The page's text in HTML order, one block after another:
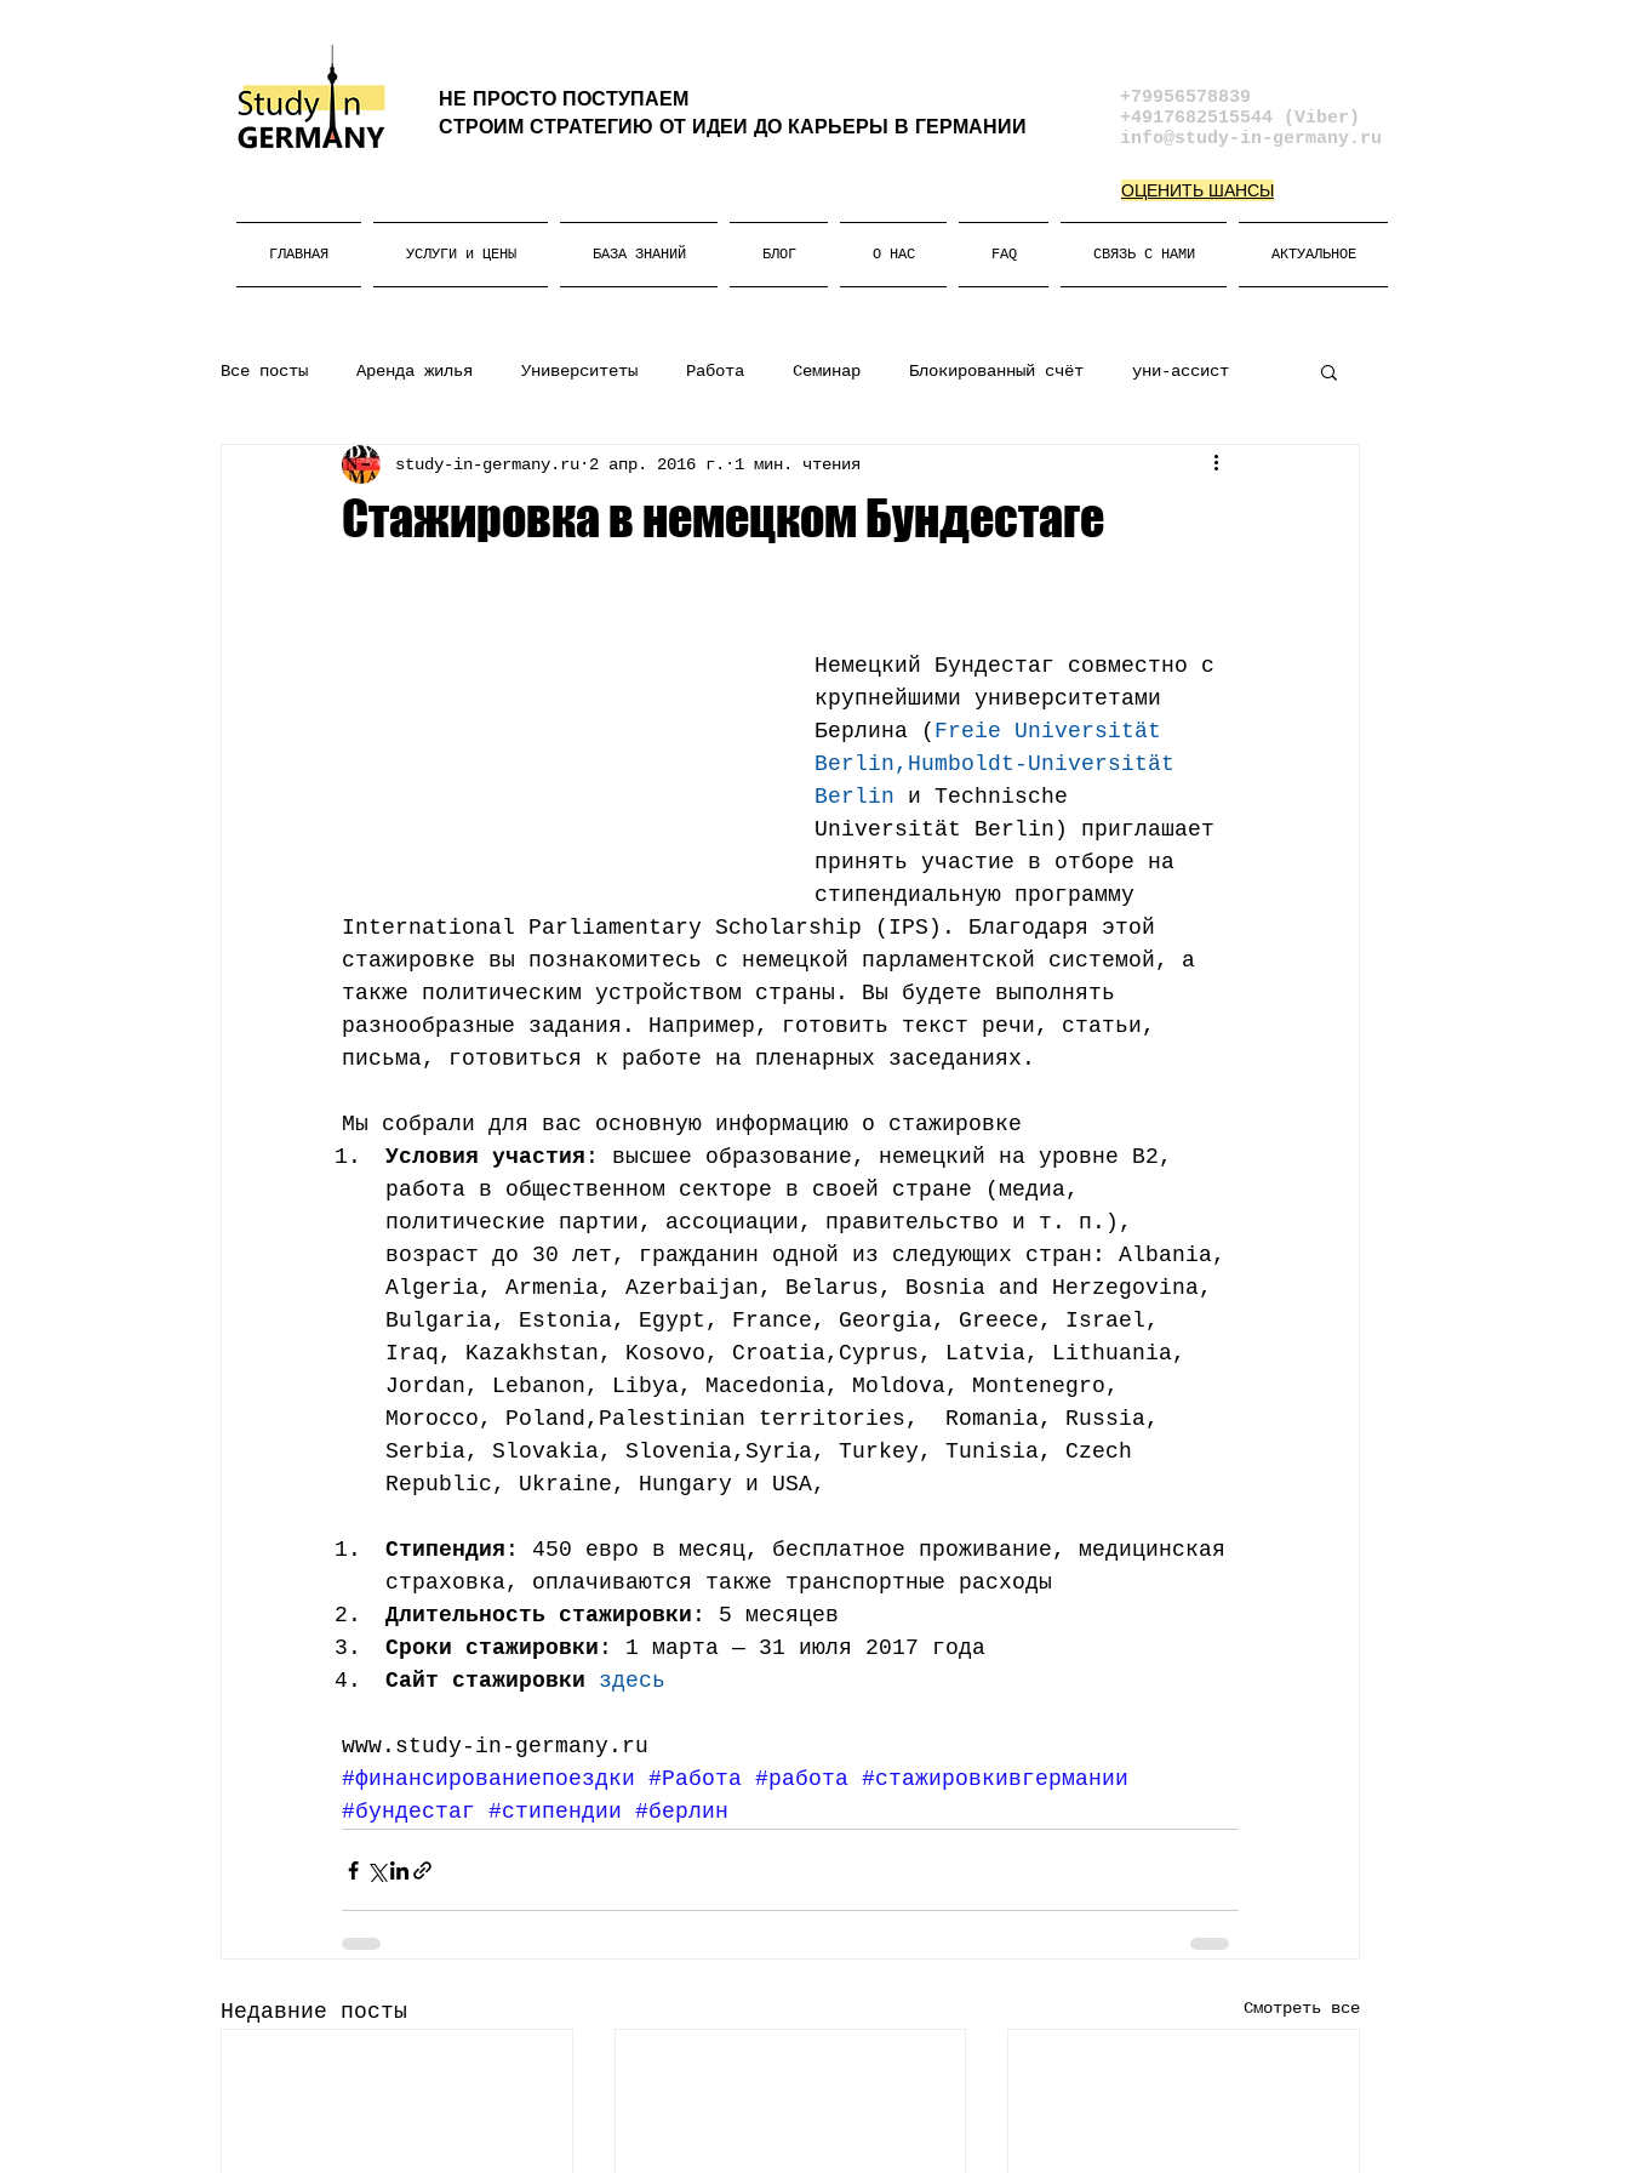
НЕ ПРОСТО ПОСТУПАЕМ
СТРОИМ СТРАТЕГИЮ ОТ ИДЕИ ДО КАРЬЕРЫ В ГЕРМАНИИ
+79956578839​
+4917682515544 (Viber)
info@study-in-germany.ru
ОЦЕНИТЬ ШАНСЫ
ГЛАВНАЯ УСЛУГИ и ЦЕНЫ БАЗА ЗНАНИЙ БЛОГ О НАС FAQ СВЯЗЬ С НАМИ АКТУАЛЬНОЕ
Все посты Аренда жилья Университеты Работа Семинар Блокированный счёт уни-ассист
Бакалавриат Жизнь в Германии Штудиенколлег Магистратура
Стажировка в немецком Бундестаге
study-in-germany.ru 2 апр. 2016 г. 1 мин. чтения
Немецкий Бундестаг совместно с
крупнейшими университетами
Берлина ( Freie Universität
Berlin, Humboldt-Universität
Berlin и Technische
Universität Berlin) приглашает
принять участие в отборе на
стипендиальную программу
International Parliamentary Scholarship (IPS). Благодаря этой
стажировке вы познакомитесь с немецкой парламентской системой, а
также политическим устройством страны. Вы будете выполнять
разнообразные задания. Например, готовить текст речи, статьи,
письма, готовиться к работе на пленарных заседаниях.
Мы собрали для вас основную информацию о стажировке
Условия участия : высшее образование, немецкий на уровне В2,
работа в общественном секторе в своей стране (медиа,
политические партии, ассоциации, правительство и т. п.),
возраст до 30 лет, гражданин одной из следующих стран: Albania,
Algeria, Armenia, Azerbaijan, Belarus, Bosnia and Herzegovina,
Bulgaria, Estonia, Egypt, France, Georgia, Greece, Israel,
Iraq, Kazakhstan, Kosovo, Croatia,Cyprus, Latvia, Lithuania,
Jordan, Lebanon, Libya, Macedonia, Moldova, Montenegro,
Morocco, Poland,Palestinian territories,  Romania, Russia,
Serbia, Slovakia, Slovenia,Syria, Turkey, Tunisia, Czech
Republic, Ukraine, Hungary и USA,
Стипендия : 450 евро в месяц, бесплатное проживание, медицинская
страховка, оплачиваются также транспортные расходы
Длительность стажировки : 5 месяцев
Сроки стажировки : 1 марта — 31 июля 2017 года
Сайт стажировки
здесь
www.study-in-germany.ru
#финансированиепоездки #Работа #работа #стажировкивгермании
#бундестаг #стипендии #берлин
Недавние посты Смотреть все